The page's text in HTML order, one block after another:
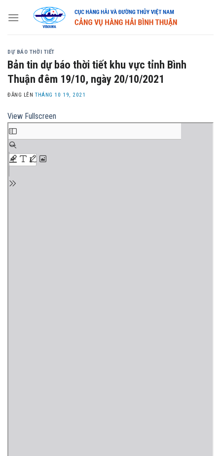
DỰ BÁO THỜI TIẾT
Bản tin dự báo thời tiết khu vực tỉnh Bình
Thuận đêm 19/10, ngày 20/10/2021
ĐĂNG LÊNTHÁNG 10 19, 2021
View Fullscreen